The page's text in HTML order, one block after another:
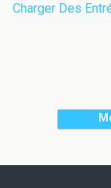
Charger Des